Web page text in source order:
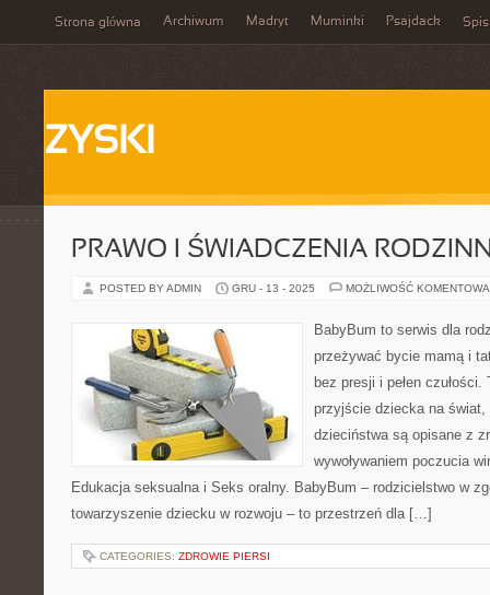
Strona główna Archiwum Madryt Muminki Psajdack Spis
ZYSKI
PRAWO I ŚWIADCZENIA
POSTED BY ADMIN GRU - 13 - 2025 MOŻLIWOŚĆ
BabyBum to serwis dla
przeżywać bycie mamą i
bez presji i pełen
przyjście dziecka na świat,
dzieciństwa są opisane z
wywoływaniem poczucia
Edukacja seksualna i Seks oralny. BabyBum – rodzicielstwo w
towarzyszenie dziecku w rozwoju – to przestrzeń dla […]
CATEGORIES: ZDROWIE PIERSI